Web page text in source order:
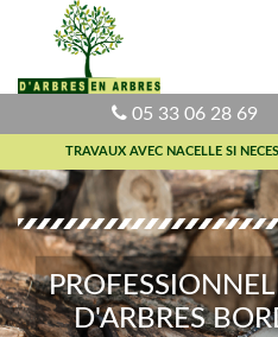
05 33 06 28 69
TRAVAUX AVEC NACELLE SI
D'ARBRES